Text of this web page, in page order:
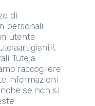
di
personali
utente
Tutela
raccogliere
informazioni
se non si